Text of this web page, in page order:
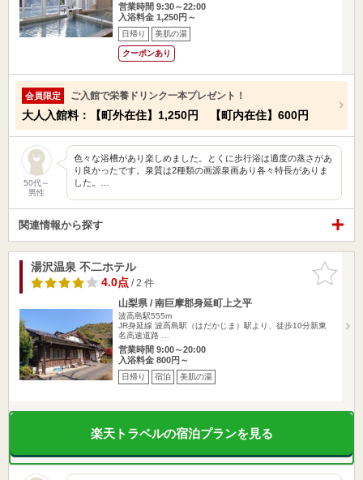
営業時間 9:30～22:00
入浴料金 1,250円～
日帰り 美肌の湯
クーポンあり
会員限定 ご入館で栄養ドリンク一本プレゼント！
大人入館料：【町外在住】1,250円 【町内在住】600円
50代～
男性
色々な浴槽があり楽しめました。とくに歩行浴は適度の蒸さがあ
り良かったです。泉質は2種類の画源泉画あり各々特長がありま
した。…
関連情報から探す
お気に入
りに追加
湯沢温泉 不二ホテル
4.0点/ 2 件
山梨県 / 南巨摩郡身延町上之平
波高島駅555m
JR身延線 波高島駅（はだかじま）駅より、徒歩10分新東
名高速道路 …
営業時間 9:00～20:00
入浴料金 800円～
日帰り 宿泊 美肌の湯
楽天トラベルの宿泊プランを見る